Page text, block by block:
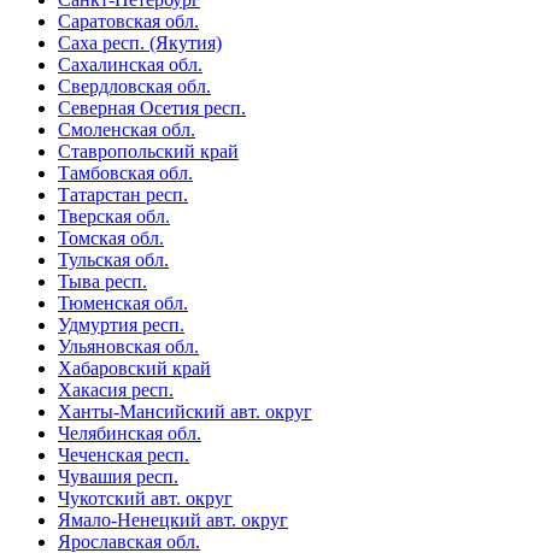
Саратовская обл.
Саха респ. (Якутия)
Сахалинская обл.
Свердловская обл.
Северная Осетия респ.
Смоленская обл.
Ставропольский край
Тамбовская обл.
Татарстан респ.
Тверская обл.
Томская обл.
Тульская обл.
Тыва респ.
Тюменская обл.
Удмуртия респ.
Ульяновская обл.
Хабаровский край
Хакасия респ.
Ханты-Мансийский авт. округ
Челябинская обл.
Чеченская респ.
Чувашия респ.
Чукотский авт. округ
Ямало-Ненецкий авт. округ
Ярославская обл.